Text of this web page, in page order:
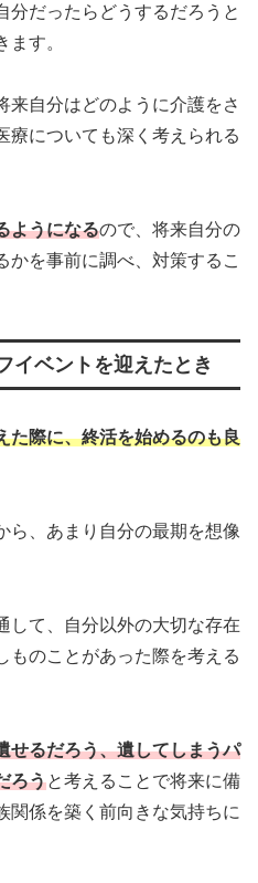
分だったらどうするだろうと
す。
来自分はどのように介護をさ
療についても深く考えられる
ようになるので、将来自分の
かを事前に調べ、対策するこ
イベントを迎えたとき
た際に、終活を始めるのも良
ら、あまり自分の最期を想像
して、自分以外の大切な存在
ものことがあった際を考える
せるだろう、遺してしまうパ
ろうと考えることで将来に備
関係を築く前向きな気持ちに